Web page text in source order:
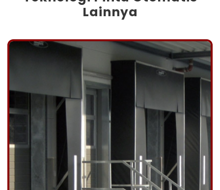
Lainnya